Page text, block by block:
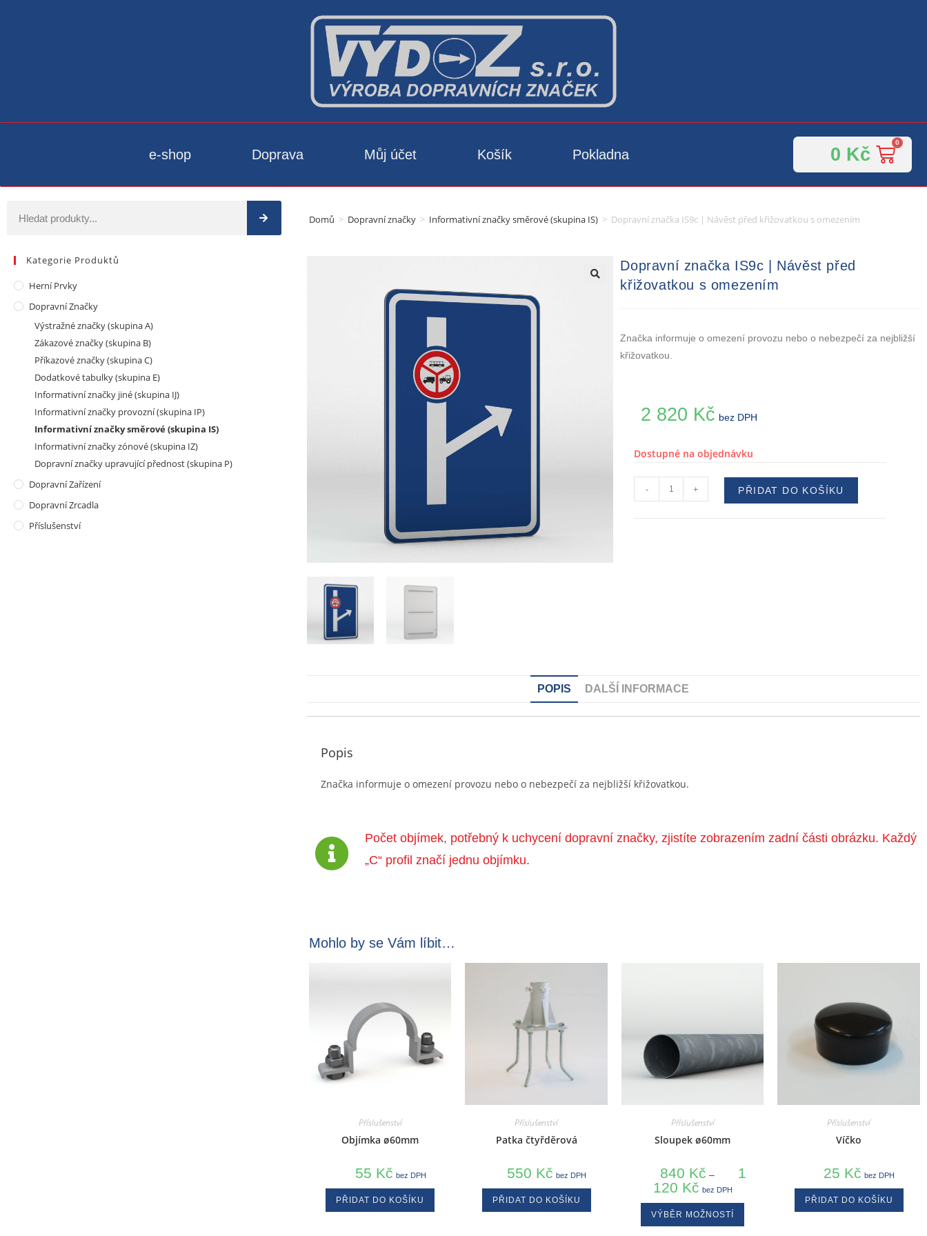
e-shop Doprava Můj účet Košík Pokladna 0 Kč
Domů > Dopravní značky > Informativní značky směrové (skupina IS) > Dopravní značka IS9c | Návěst před křižovatkou s omezením
Kategorie Produktů
Herní Prvky
Dopravní Značky
Výstražné značky (skupina A)
Zákazové značky (skupina B)
Příkazové značky (skupina C)
Dodatkové tabulky (skupina E)
Informativní značky jiné (skupina IJ)
Informativní značky provozní (skupina IP)
Informativní značky směrové (skupina IS)
Informativní značky zónové (skupina IZ)
Dopravní značky upravující přednost (skupina P)
Dopravní Zařízení
Dopravní Zrcadla
Příslušenství
Dopravní značka IS9c | Návěst před
křižovatkou s omezením
Značka informuje o omezení provozu nebo o nebezpečí za nejbližší
křižovatkou.
2 820 Kč bez DPH
Dostupné na objednávku
- + PŘIDAT DO KOŠÍKU
POPIS DALŠÍ INFORMACE
Popis
Značka informuje o omezení provozu nebo o nebezpečí za nejbližší křižovatkou.
Počet objímek, potřebný k uchycení dopravní značky, zjistíte zobrazením zadní části obrázku. Každý
„C“ profil značí jednu objímku.
Mohlo by se Vám líbit…
Příslušenství
Objímka ø60mm
55 Kč bez DPH
PŘIDAT DO KOŠÍKU
Příslušenství
Patka čtyřděrová
550 Kč bez DPH
PŘIDAT DO KOŠÍKU
Příslušenství
Sloupek ø60mm
840 Kč –
1
120 Kč bez DPH
VÝBĚR MOŽNOSTÍ
Příslušenství
Víčko
25 Kč bez DPH
PŘIDAT DO KOŠÍKU